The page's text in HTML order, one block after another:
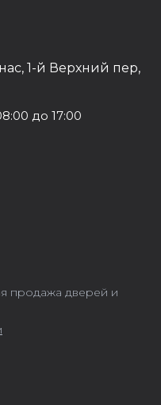
продажа дверей и
1-й Верхний пер,
до 17:00